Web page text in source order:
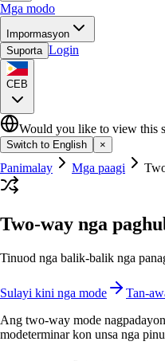
Mga modo
Impormasyon
Suporta Login
CEB
Would you like to view this
Switch to English ×
Panimalay Mga paagi
Two-way nga
Tinuod nga balik-balik nga
Sulayi kini nga mode
Tan-
Ang two-way mode
modeterminar kon unsa nga